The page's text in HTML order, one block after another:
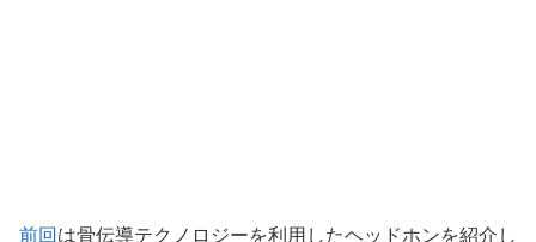
前回 は骨伝導テクノロジーを利用したヘッドホンを紹介し